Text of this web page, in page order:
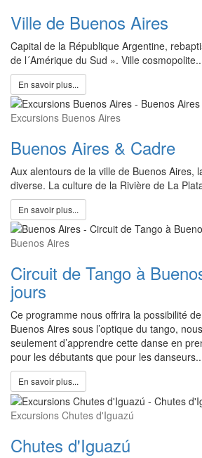
Ville de Buenos Aires
Capital de la République Argentine,
de l´Amérique du Sud ». Ville
En savoir plus...
Excursions Buenos Aires
Buenos Aires & Cadre
Aux alentours de la ville de Buenos Aires,
diverse. La culture de la Rivière de La
En savoir plus...
Buenos Aires
Circuit de Tango à
jours
Ce programme nous offrira la possibilité
Buenos Aires sous l’optique du tango,
seulement d’apprendre cette danse en
pour les débutants que pour les
En savoir plus...
Excursions Chutes d'Iguazú
Chutes d'Iguazú